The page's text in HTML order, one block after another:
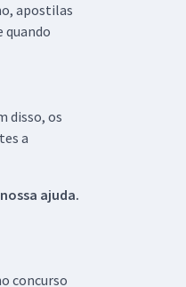
apostilas
quando
disso, os
a
ajuda.
concurso